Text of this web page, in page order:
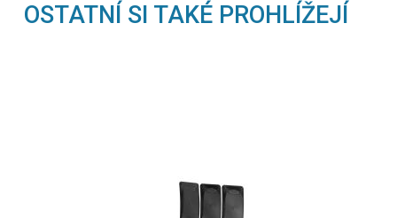
OSTATNÍ SI TAKÉ PROHLÍŽEJÍ